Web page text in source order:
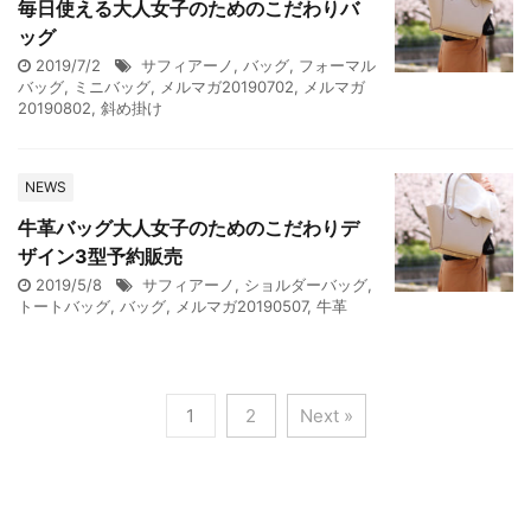
毎日使える大人女子のためのこだわりバ
ッグ
2019/7/2 サフィアーノ, バッグ, フォーマル
バッグ, ミニバッグ, メルマガ20190702, メルマガ
20190802, 斜め掛け
NEWS
牛革バッグ大人女子のためのこだわりデ
ザイン3型予約販売
2019/5/8 サフィアーノ, ショルダーバッグ,
トートバッグ, バッグ, メルマガ20190507, 牛革
1 2 Next »